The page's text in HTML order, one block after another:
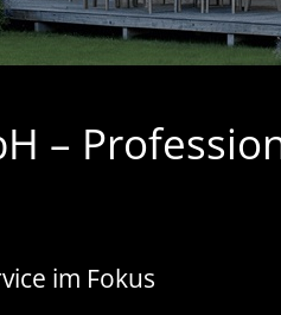
–
im Fokus